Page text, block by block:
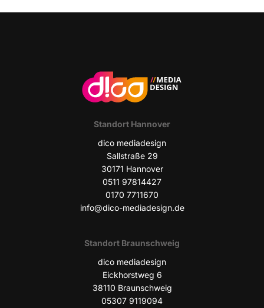
Stand­ort Hannover
dico media­de­sign
Sall­stra­ße 29
30171 Han­no­ver
0511 97814427
0170 7711670
info@dico-mediadesign.de
Stand­ort Braunschweig
dico media­de­sign
Eick­horst­weg 6
38110 Braun­schweig
05307 9119094